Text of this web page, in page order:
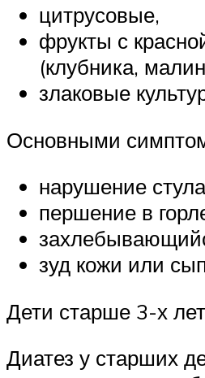
цитрусовые,
фрукты с
(клубника,
злаковые
Основными
нарушение
першение в
зуд кожи или
Дети старше 3-х лет
Диатез у старших